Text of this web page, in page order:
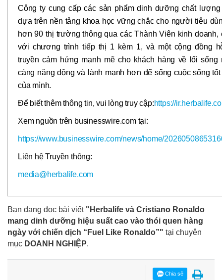
Công ty cung cấp các sản phẩm dinh dưỡng chất lượng
dựa trên nền tảng khoa học vững chắc cho người tiêu
hơn 90 thị trường thông qua các Thành Viên kinh doanh,
với chương trình tiếp thị 1 kèm 1, và một cộng đồng
truyền cảm hứng mạnh mẽ cho khách hàng về lối sống
càng năng động và lành mạnh hơn để sống cuộc sống tốt
của mình.
Để biết thêm thông tin, vui lòng truy cập:https://
Xem nguồn trên businesswire.com tại:
https://www.businesswire.com/news/home/
Liên hệ Truyền thông:
media@herbalife.com
Bạn đang đọc bài viết "Herbalife và Cristiano Ronaldo
mang dinh dưỡng hiệu suất cao vào thói quen hàng
ngày với chiến dịch “Fuel Like Ronaldo”" tại chuyên
mục DOANH NGHIỆP.
Chia sẻ